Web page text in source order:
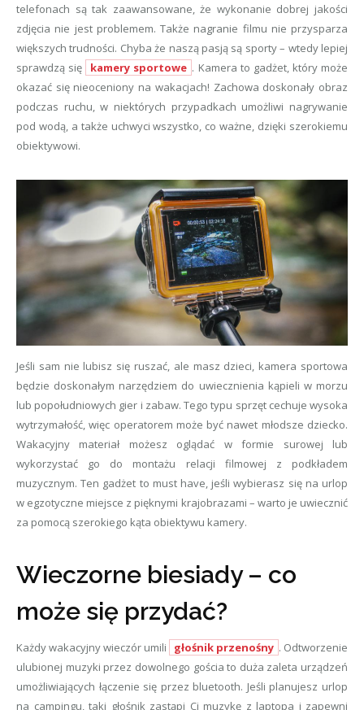
telefonach są tak zaawansowane, że wykonanie dobrej jakości
zdjęcia nie jest problemem. Także nagranie filmu nie przysparza
większych trudności. Chyba że naszą pasją są sporty – wtedy lepiej
sprawdzą się
kamery sportowe . Kamera to gadżet, który może
okazać się nieoceniony na wakacjach! Zachowa doskonały obraz
podczas ruchu, w niektórych przypadkach umożliwi nagrywanie
pod wodą, a także uchwyci wszystko, co ważne, dzięki szerokiemu
obiektywowi.
Jeśli sam nie lubisz się ruszać, ale masz dzieci, kamera sportowa
będzie doskonałym narzędziem do uwiecznienia kąpieli w morzu
lub popołudniowych gier i zabaw. Tego typu sprzęt cechuje wysoka
wytrzymałość, więc operatorem może być nawet młodsze dziecko.
Wakacyjny materiał możesz oglądać w formie surowej lub
wykorzystać go do montażu relacji filmowej z podkładem
muzycznym. Ten gadżet to must have, jeśli wybierasz się na urlop
w egzotyczne miejsce z pięknymi krajobrazami – warto je uwiecznić
za pomocą szerokiego kąta obiektywu kamery.
Wieczorne biesiady – co
może się przydać?
Każdy wakacyjny wieczór umili głośnik przenośny . Odtworzenie
ulubionej muzyki przez dowolnego gościa to duża zaleta urządzeń
umożliwiających łączenie się przez bluetooth. Jeśli planujesz urlop
na campingu, taki głośnik zastąpi Ci muzykę z laptopa i zapewni